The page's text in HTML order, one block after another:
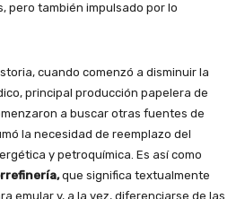
pero también impulsado por lo
cuando comenzó a disminuir la
principal producción papelera de
a buscar otras fuentes de
la necesidad de reemplazo del
y petroquímica. Es así como
que significa textualmente
emular y, a la vez, diferenciarse de las